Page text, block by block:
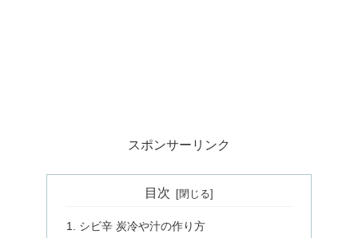
スポンサーリンク
目次
シビ辛 炭冷や汁の作り方